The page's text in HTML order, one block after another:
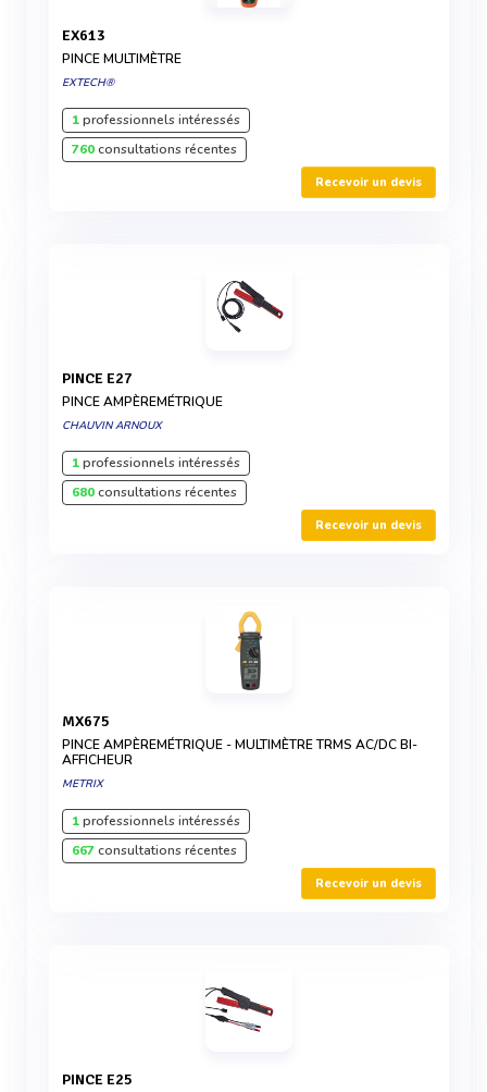
EX613
PINCE MULTIMÈTRE
EXTECH®
1professionnels intéressés
760consultations récentes
Recevoir un devis
PINCE E27
PINCE AMPÈREMÉTRIQUE
CHAUVIN ARNOUX
1professionnels intéressés
680consultations récentes
Recevoir un devis
MX675
PINCE AMPÈREMÉTRIQUE - MULTIMÈTRE TRMS AC/DC BI-
AFFICHEUR
METRIX
1professionnels intéressés
667consultations récentes
Recevoir un devis
PINCE E25